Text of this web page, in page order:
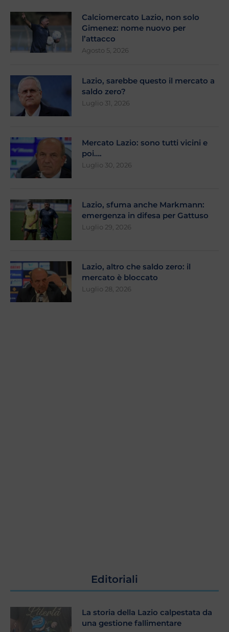
Calciomercato Lazio, non solo
Gimenez: nome nuovo per
l’attacco
Agosto 5, 2026
Lazio, sarebbe questo il mercato a
saldo zero?
Luglio 31, 2026
Mercato Lazio: sono tutti vicini e
poi….
Luglio 30, 2026
Lazio, sfuma anche Markmann:
emergenza in difesa per Gattuso
Luglio 29, 2026
Lazio, altro che saldo zero: il
mercato è bloccato
Luglio 28, 2026
Editoriali
La storia della Lazio calpestata da
una gestione fallimentare